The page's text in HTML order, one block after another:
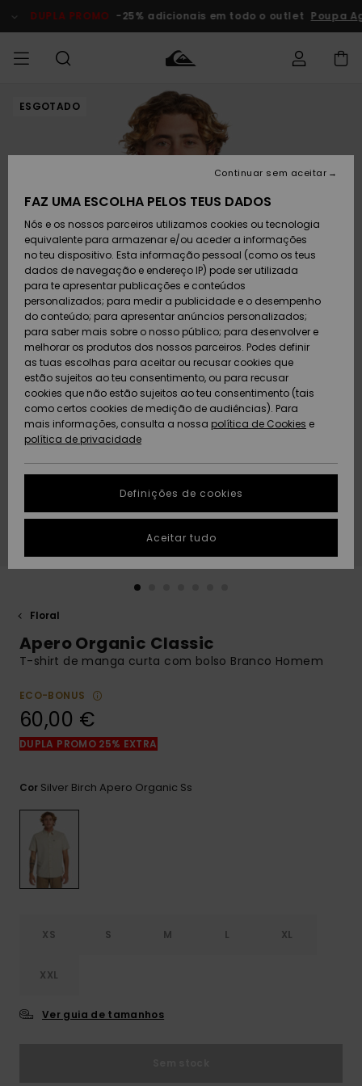
do
DUPLA PROMO -25% adicionais em todo o outlet Poupa
HOMEM Roupas
Calçado e
chinelos
Surfe/água
Snow
Artigos
recém-
chegados
Coleções
MENINO
Roupas
Calçado e
chinelos
Surfe/água
Neve
Artigos
recém-
chegados
Highlights
MULHER
Shop
chegados
Highlights
Snow
SURF
Surf Shop
Homem
Crianças
Highlights
Community
SNOW
Artigos
Neve
Homem
Artigos
Criança
Snow Shop
Feminino
Highlights
Community
DUPLA
PROMO
Outlet
Homem
Criança
Outlet
Mulher
AJUDA
Acede à tua
encomenda
Devoluções
Pagamento
Cartão
presente
Quiksilver
Freedom
Protecção de
dados
Guia de
tamanhos
conversa para
obteres a
resposta mais
rápida à tua
conversa
frequentes e o
contacto.
SUSTAINABILITY
PRESENTE
DESEJO
ESGOTADO
Floral
Apero Organic Classic
T-shirt de manga curta com bolso Branco Homem
ECO-BONUS
60,00 €
DUPLA PROMO 25% EXTRA
Cor Silver Birch Apero Organic Ss
XS S M L XL
XXL
Ver guia de tamanhos
FAZ UMA ESCOLHA PELOS TEUS DADOS
Nós e os nossos parceiros utilizamos cookies ou tecnologia
equivalente para armazenar e/ou aceder a informações
no teu dispositivo. Esta informação pessoal (como os teus
dados de navegação e endereço IP) pode ser utilizada
para te apresentar publicações e conteúdos
personalizados; para medir a publicidade e o desempenho
do conteúdo; para apresentar anúncios personalizados;
para saber mais sobre o nosso público; para desenvolver e
melhorar os produtos dos nossos parceiros. Podes definir
as tuas escolhas para aceitar ou recusar cookies que
estão sujeitos ao teu consentimento, ou para recusar
cookies que não estão sujeitos ao teu consentimento (tais
como certos cookies de medição de audiências). Para
mais informações, consulta a nossa política de Cookies e
política de privacidade
Definições de cookies
Continuar sem aceitar
Aceitar tudo